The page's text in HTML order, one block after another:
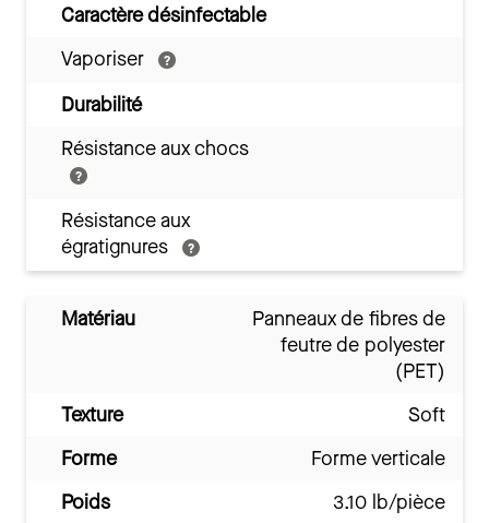
Caractère désinfectable
Vaporiser
Durabilité
Résistance aux chocs
Résistance aux
égratignures
Matériau
Panneaux de fibres de
feutre de polyester
(PET)
Texture
Soft
Forme
Forme verticale
Poids
3.10 lb/pièce